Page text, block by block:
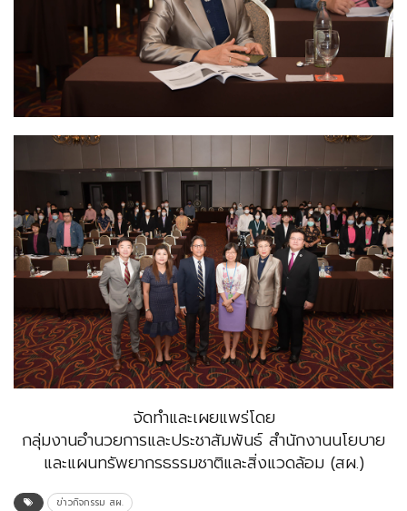
จัดทำและเผยแพร่โดย
กลุ่มงานอำนวยการและประชาสัมพันธ์ สำนักงานนโยบาย
และแผนทรัพยากรธรรมชาติและสิ่งแวดล้อม (สผ.)
ข่าวกิจกรรม สผ.